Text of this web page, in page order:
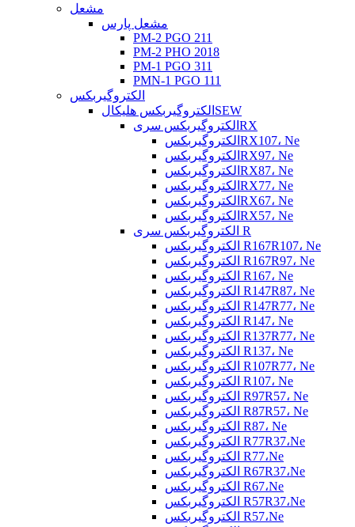
مشعل
مشعل پارس
PM-2 PGO 211
PM-2 PHO 2018
PM-1 PGO 311
PMN-1 PGO 111
الکتروگیربکس
الکتروگیربکس هلیکالSEW
الکتروگیربکس سریRX
الکتروگیربکسRX107، Ne
الکتروگیربکسRX97، Ne
الکتروگیربکسRX87، Ne
الکتروگیربکسRX77، Ne
الکتروگیربکسRX67، Ne
الکتروگیربکسRX57، Ne
الکتروگیربکس سری R
الکتروگیربکس R167R107، Ne
الکتروگیربکس R167R97، Ne
الکتروگیربکس R167، Ne
الکتروگیربکس R147R87، Ne
الکتروگیربکس R147R77، Ne
الکتروگیربکس R147، Ne
الکتروگیربکس R137R77، Ne
الکتروگیربکس R137، Ne
الکتروگیربکس R107R77، Ne
الکتروگیربکس R107، Ne
الکتروگیربکس R97R57، Ne
الکتروگیربکس R87R57، Ne
الکتروگیربکس R87، Ne
الکتروگیربکس R77R37،Ne
الکتروگیربکس R77،Ne
الکتروگیربکس R67R37،Ne
الکتروگیربکس R67،Ne
الکتروگیربکس R57R37،Ne
الکتروگیربکس R57،Ne